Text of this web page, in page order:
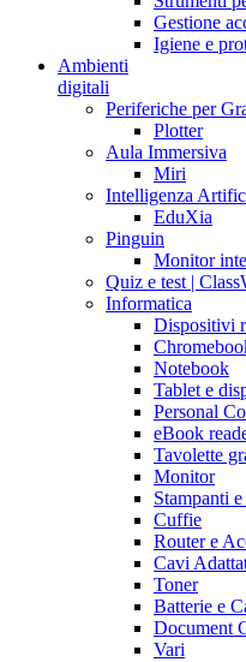
Gestione
Igiene e
Ambienti
digitali
Periferiche per
Plotter
Aula Immersiva
Miri
Intelligenza
EduXia
Pinguin
Monitor
Quiz e test |
Informatica
Dispositivi
Notebook
Tablet e
Personal
eBook
Tavolette
Monitor
Stampanti
Cuffie
Router e
Cavi
Toner
Batterie e
Document
Vari